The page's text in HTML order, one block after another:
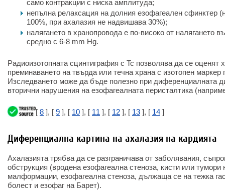
само контракции с ниска амплитуда;
непълна релаксация на долния езофагеален сфинктер
100%, при ахалазия не надвишава 30%);
налягането в хранопровода е по-високо от налягането
средно с 6-8 mm Hg.
Радиоизотопната сцинтиграфия с Tc позволява да се оценят
преминаването на твърда или течна храна с изотопен маркер
Изследването може да бъде полезно при диференциалната
вторични нарушения на езофагеалната перисталтика
[ 8 ], [ 9 ], [ 10 ], [ 11 ], [ 12 ], [ 13 ], [ 14 ]
Диференциална картина на ахалазия на кардията
Ахалазията трябва да се разграничава от заболявания,
обструкция (вродена езофагеална стеноза, кисти или
малформации, езофагеална стеноза, дължаща се на тежка
болест и езофаг на Барет).